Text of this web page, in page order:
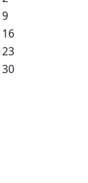
9
16
23
30